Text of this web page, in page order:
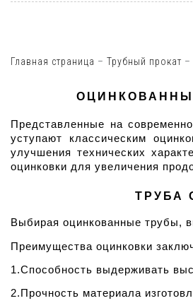
Главная страница – Трубный прокат –
Представленные на
уступают классическим
улучшения технических
оцинковки для увеличения
ТРУБА
Выбирая оцинкованные трубы,
Преимущества оцинковки
1.Способность выдерживать
2.Прочность материала